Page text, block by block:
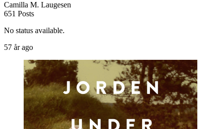
Camilla M. Laugesen
651 Posts
No status available.
57 år ago